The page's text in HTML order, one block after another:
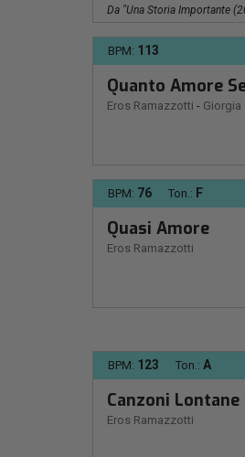
Da "Una Storia Importante
BPM: 113
Quanto Amore
Eros Ramazzotti - Giorgia
BPM: 76 Ton.: F
Quasi Amore
Eros Ramazzotti
BPM: 123 Ton.: A
Canzoni Lontane
Eros Ramazzotti